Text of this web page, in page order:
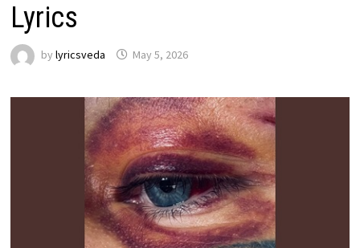
Lyrics
by lyricsveda May 5, 2026